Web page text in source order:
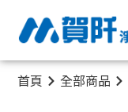
首頁 全部商品